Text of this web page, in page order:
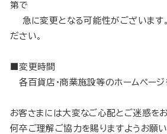
第で
急に変更となる可能性がございます
ださい。
■変更時間
各百貨店・商業施設等のホームページ
お客さまには大変なご心配とご迷惑をお
何卒ご理解ご協力を賜りますようお願い